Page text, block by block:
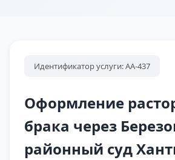
Идентификатор услуги: АА-437
Оформление
брака через
районный суд